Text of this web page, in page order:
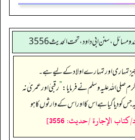
مسائل، سنن ابي داود ، تحت الحديث 3556
چیز تمہاری اور تمہارے اولاد کے لیے ہے۔
صلی اللہ علیہ وسلم نے فرمایا:”رقبیٰ اور عمریٰ نہ
جس کو دیا گیا ہے اس کا اور اس کے وارثوں کا ہو
الإجارة /حدیث: 3556]